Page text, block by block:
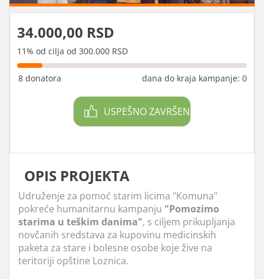
34.000,00 RSD
11% od cilja od 300.000 RSD
8 donatora dana do kraja kampanje: 0
USPEŠNO ZAVRŠEN
OPIS PROJEKTA
Udruženje za pomoć starim licima "Komuna"
pokreće humanitarnu kampanju "Pomozimo
starima u teškim danima", s ciljem prikupljanja
novčanih sredstava za kupovinu medicinskih
paketa za stare i bolesne osobe koje žive na
teritoriji opštine Loznica.